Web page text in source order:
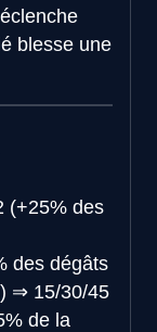
blesse une
(+25% des
des dégâts
⇒ 15/30/45
de la